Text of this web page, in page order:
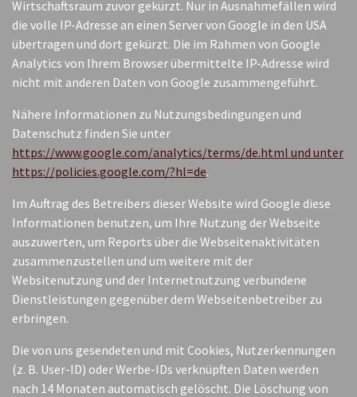
Wirtschaftsraum zuvor gekürzt. Nur in Ausnahmefällen wird
die volle IP-Adresse an einen Server von Google in den USA
übertragen und dort gekürzt. Die im Rahmen von Google
Analytics von Ihrem Browser übermittelte IP-Adresse wird
nicht mit anderen Daten von Google zusammengeführt.
Nähere Informationen zu Nutzungsbedingungen und
Datenschutz finden Sie unter
https://www.google.com/analytics/terms/de.html und unter
https://policies.google.com/?hl=de.
Im Auftrag des Betreibers dieser Website wird Google diese
Informationen benutzen, um Ihre Nutzung der Webseite
auszuwerten, um Reports über die Webseitenaktivitäten
zusammenzustellen und um weitere mit der
Websitenutzung und der Internetnutzung verbundene
Dienstleistungen gegenüber dem Webseitenbetreiber zu
erbringen.
Die von uns gesendeten und mit Cookies, Nutzerkennungen
(z. B. User-ID) oder Werbe-IDs verknüpften Daten werden
nach 14 Monaten automatisch gelöscht. Die Löschung von